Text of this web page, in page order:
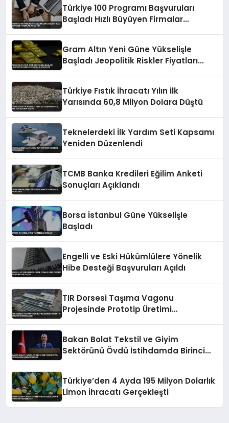
Türkiye 100 Programı Başvuruları
Başladı Hızlı Büyüyen Firmalar
Gram Altın Yeni Güne Yükselişle
Başladı Jeopolitik Riskler Fiyatları
Türkiye Fıstık İhracatı Yılın İlk
Yarısında 60,8 Milyon Dolara Düştü
Teknelerdeki İlk Yardım Seti Kapsamı
Yeniden Düzenlendi
TCMB Banka Kredileri Eğilim Anketi
Sonuçları Açıklandı
Borsa İstanbul Güne Yükselişle
Başladı
Engelli ve Eski Hükümlülere Yönelik
Hibe Desteği Başvuruları Açıldı
TIR Dorsesi Taşıma Vagonu
Projesinde Prototip Üretimi
Bakan Bolat Tekstil ve Giyim
Sektörünü Övdü İstihdamda Birinci
Türkiye’den 4 Ayda 195 Milyon Dolarlık
Limon İhracatı Gerçekleşti